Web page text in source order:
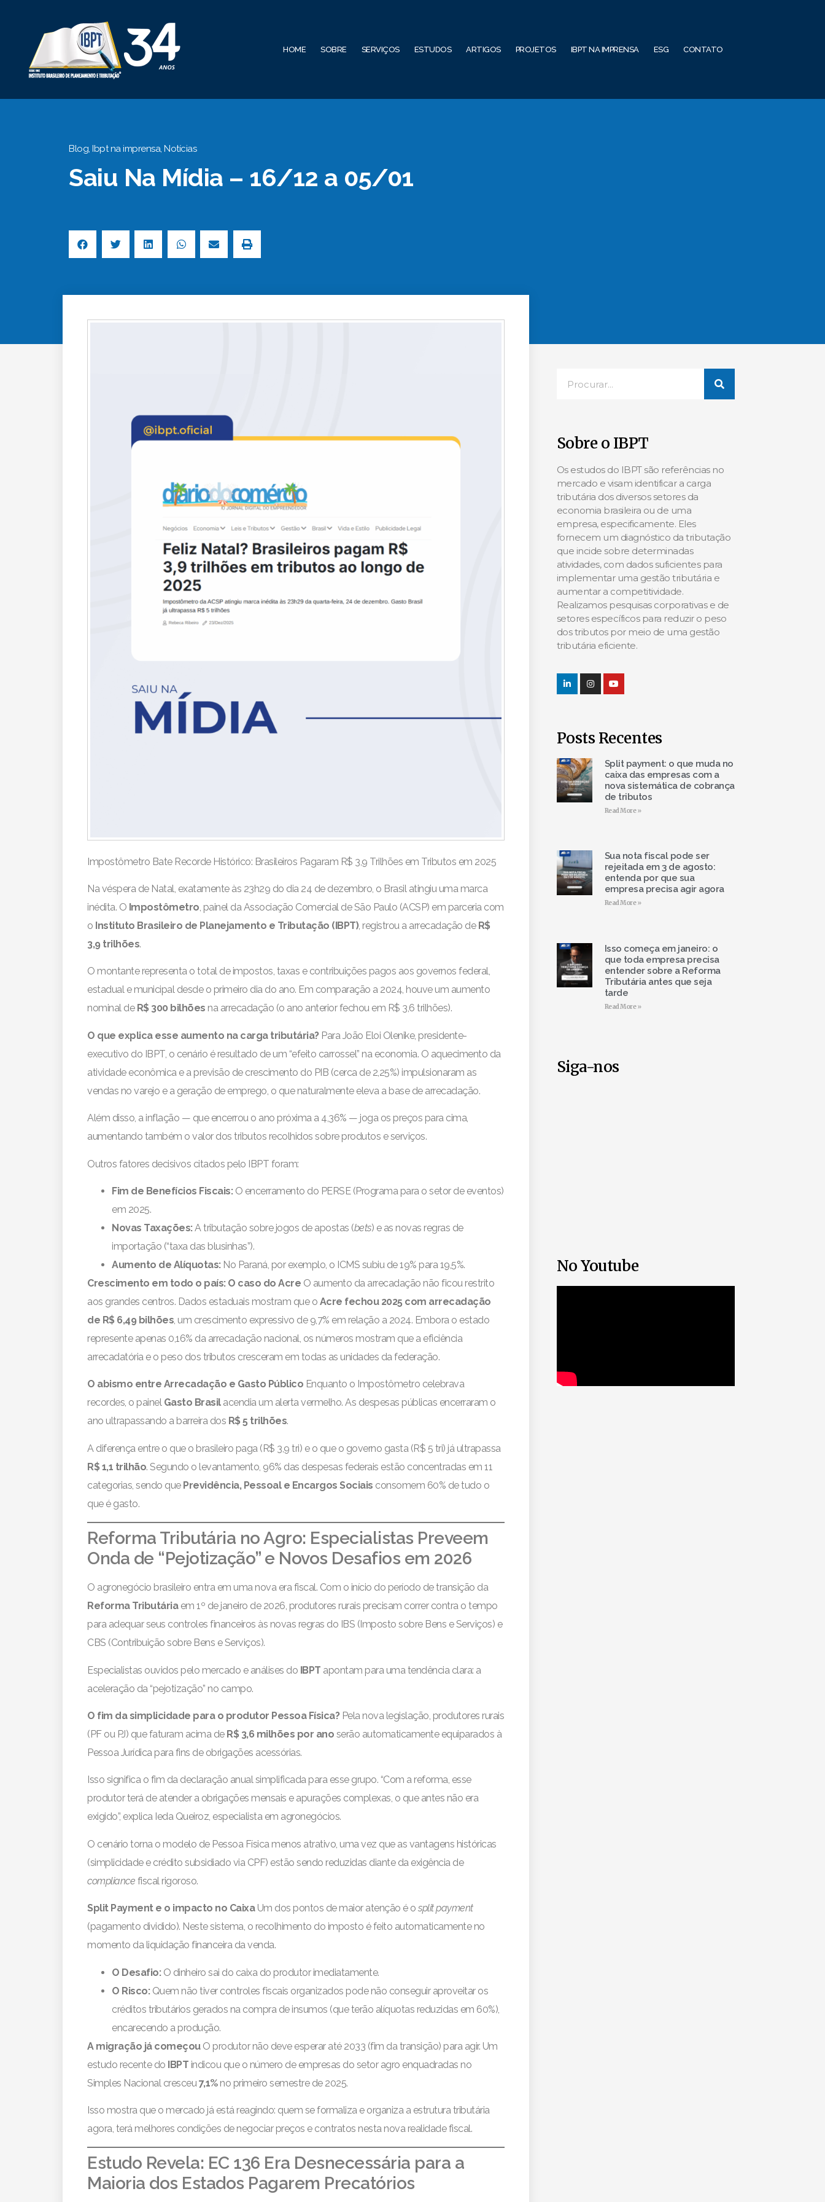
HOME SOBRE SERVIÇOS ESTUDOS ARTIGOS PROJETOS IBPT NA IMPRENSA ESG CONTATO
Blog, Ibpt na imprensa, Notícias
Saiu Na Mídia – 16/12 a 05/01
Impostômetro Bate Recorde Histórico: Brasileiros Pagaram R$ 3,9 Trilhões em Tributos em 2025
Na véspera de Natal, exatamente às 23h29 do dia 24 de dezembro, o Brasil atingiu uma marca
inédita. O Impostômetro, painel da Associação Comercial de São Paulo (ACSP) em parceria com
o Instituto Brasileiro de Planejamento e Tributação (IBPT), registrou a arrecadação de R$
3,9 trilhões.
O montante representa o total de impostos, taxas e contribuições pagos aos governos federal,
estadual e municipal desde o primeiro dia do ano. Em comparação a 2024, houve um aumento
nominal de R$ 300 bilhões na arrecadação (o ano anterior fechou em R$ 3,6 trilhões).
O que explica esse aumento na carga tributária? Para João Eloi Olenike, presidente-
executivo do IBPT, o cenário é resultado de um “efeito carrossel” na economia. O aquecimento da
atividade econômica e a previsão de crescimento do PIB (cerca de 2,25%) impulsionaram as
vendas no varejo e a geração de emprego, o que naturalmente eleva a base de arrecadação.
Além disso, a inflação — que encerrou o ano próxima a 4,36% — joga os preços para cima,
aumentando também o valor dos tributos recolhidos sobre produtos e serviços.
Outros fatores decisivos citados pelo IBPT foram:
Fim de Benefícios Fiscais:O encerramento do PERSE (Programa para o setor de eventos)
em 2025.
Novas Taxações:A tributação sobre jogos de apostas (bets) e as novas regras de
importação (“taxa das blusinhas”).
Aumento de Alíquotas:No Paraná, por exemplo, o ICMS subiu de 19% para 19,5%.
Crescimento em todo o país: O caso do Acre O aumento da arrecadação não ficou restrito
aos grandes centros. Dados estaduais mostram que o Acre fechou 2025 com arrecadação
de R$ 6,49 bilhões, um crescimento expressivo de 9,7% em relação a 2024. Embora o estado
represente apenas 0,16% da arrecadação nacional, os números mostram que a eficiência
arrecadatória e o peso dos tributos cresceram em todas as unidades da federação.
O abismo entre Arrecadação e Gasto Público Enquanto o Impostômetro celebrava
recordes, o painel Gasto Brasilacendia um alerta vermelho. As despesas públicas encerraram o
ano ultrapassando a barreira dos R$ 5 trilhões.
A diferença entre o que o brasileiro paga (R$ 3,9 tri) e o que o governo gasta (R$ 5 tri) já ultrapassa
R$ 1,1 trilhão. Segundo o levantamento, 96% das despesas federais estão concentradas em 11
categorias, sendo que Previdência, Pessoal e Encargos Sociais consomem 60% de tudo o
que é gasto.
Reforma Tributária no Agro: Especialistas Preveem
Onda de “Pejotização” e Novos Desafios em 2026
O agronegócio brasileiro entra em uma nova era fiscal. Com o início do período de transição da
Reforma Tributáriaem 1º de janeiro de 2026, produtores rurais precisam correr contra o tempo
para adequar seus controles financeiros às novas regras do IBS (Imposto sobre Bens e Serviços) e
CBS (Contribuição sobre Bens e Serviços).
Especialistas ouvidos pelo mercado e análises do IBPT apontam para uma tendência clara: a
aceleração da “pejotização” no campo.
O fim da simplicidade para o produtor Pessoa Física? Pela nova legislação, produtores rurais
(PF ou PJ) que faturam acima de R$ 3,6 milhões por ano serão automaticamente equiparados à
Pessoa Jurídica para fins de obrigações acessórias.
Isso significa o fim da declaração anual simplificada para esse grupo. “Com a reforma, esse
produtor terá de atender a obrigações mensais e apurações complexas, o que antes não era
exigido”, explica Ieda Queiroz, especialista em agronegócios.
O cenário torna o modelo de Pessoa Física menos atrativo, uma vez que as vantagens históricas
(simplicidade e crédito subsidiado via CPF) estão sendo reduzidas diante da exigência de
compliance fiscal rigoroso.
Split Payment e o impacto no CaixaUm dos pontos de maior atenção é o split payment
(pagamento dividido). Neste sistema, o recolhimento do imposto é feito automaticamente no
momento da liquidação financeira da venda.
O Desafio:O dinheiro sai do caixa do produtor imediatamente.
O Risco:Quem não tiver controles fiscais organizados pode não conseguir aproveitar os
créditos tributários gerados na compra de insumos (que terão alíquotas reduzidas em 60%),
encarecendo a produção.
A migração já começouO produtor não deve esperar até 2033 (fim da transição) para agir. Um
estudo recente do IBPT indicou que o número de empresas do setor agro enquadradas no
Simples Nacional cresceu 7,1%no primeiro semestre de 2025.
Isso mostra que o mercado já está reagindo: quem se formaliza e organiza a estrutura tributária
agora, terá melhores condições de negociar preços e contratos nesta nova realidade fiscal.
Estudo Revela: EC 136 Era Desnecessária para a
Maioria dos Estados Pagarem Precatórios
Sobre o IBPT
Os estudos do IBPT são referências no
mercado e visam identificar a carga
tributária dos diversos setores da
economia brasileira ou de uma
empresa, especificamente. Eles
fornecem um diagnóstico da tributação
que incide sobre determinadas
atividades, com dados suficientes para
implementar uma gestão tributária e
aumentar a competitividade.
Realizamos pesquisas corporativas e de
setores específicos para reduzir o peso
dos tributos por meio de uma gestão
tributária eficiente.
Posts Recentes
Split payment: o que muda no
caixa das empresas com a
nova sistemática de cobrança
de tributos
Read More »
Sua nota fiscal pode ser
rejeitada em 3 de agosto:
entenda por que sua
empresa precisa agir agora
Read More »
Isso começa em janeiro: o
que toda empresa precisa
entender sobre a Reforma
Tributária antes que seja
tarde
Read More »
Siga-nos
No Youtube